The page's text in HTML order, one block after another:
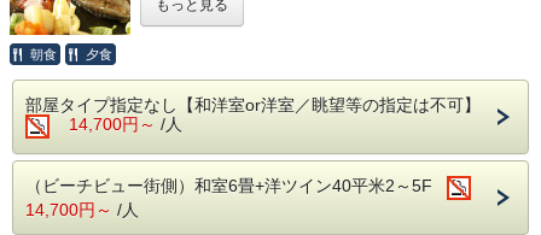
晴れた日の房総半島や、水平線に上がる朝
日、時には豪華客船など、
広々としたお部屋でゆったりと伊豆の海を眺
め、お寛ぎください。
もっと見る
朝食 夕食
部屋タイプ指定なし【和洋室or洋室／眺望等の指定は不可】
14,700円～ /人
（ビーチビュー街側）和室6畳+洋ツイン40平米2～5F
14,700円～ /人